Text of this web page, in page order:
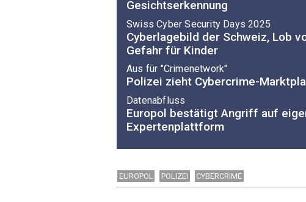
Gesichtserkennung
Swiss Cyber Security Days 2025
Cyberlagebild der Schweiz, Lob
Gefahr für Kinder
Aus für "Crimenetwork"
Polizei zieht Cybercrime-
Datenabfluss
Europol bestätigt Angriff auf
Expertenplattform
EUROPOL POLIZEI CYBERCRIME